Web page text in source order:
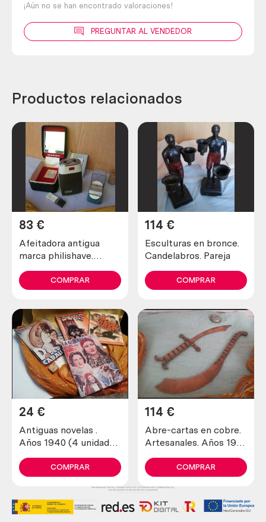
¡Aún no se han encontrado valoraciones!
PREGUNTAR AL VENDEDOR
Productos relacionados
Afeitadora antigua
marca philishave.
colección
83 €
COMPRAR
Esculturas en bronce.
Candelabros. Pareja
114 €
COMPRAR
Antiguas novelas .
Años 1940 (4 unidades
24 €
COMPRAR
Abre-cartas en cobre.
Artesanales. Años 1900
letters in copper
114 €
COMPRAR